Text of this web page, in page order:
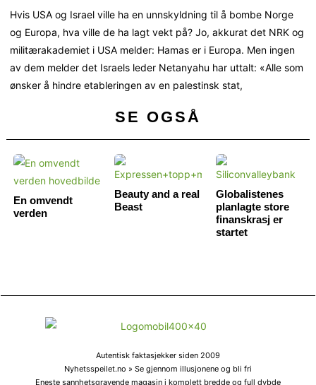
Hvis USA og Israel ville ha en unnskyldning til å bombe Norge
og Europa, hva ville de ha lagt vekt på? Jo, akkurat det NRK og
militærakademiet i USA melder: Hamas er i Europa. Men ingen
av dem melder det Israels leder Netanyahu har uttalt: «Alle som
ønsker å hindre etableringen av en palestinsk stat,
SE OGSÅ
En omvendt
verden
Beauty and a real
Beast
Globalistenes
planlagte store
finanskrasj er
startet
Autentisk faktasjekker siden 2009
Nyhetsspeilet.no » Se gjennom illusjonene og bli fri
Eneste sannhetsgravende magasin i komplett bredde og full dybde